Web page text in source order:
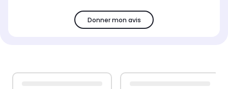
Donner mon avis